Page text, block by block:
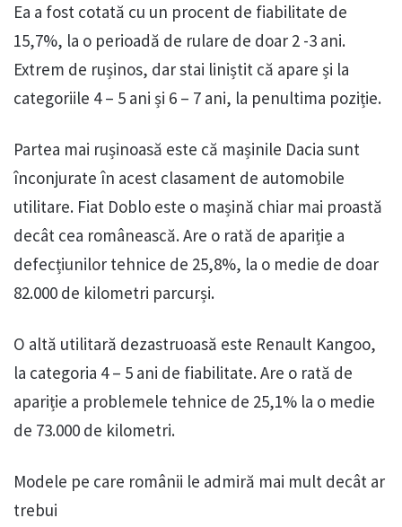
Ea a fost cotată cu un procent de fiabilitate de
15,7%, la o perioadă de rulare de doar 2 -3 ani.
Extrem de rușinos, dar stai liniștit că apare și la
categoriile 4 – 5 ani și 6 – 7 ani, la penultima poziție.
Partea mai rușinoasă este că mașinile Dacia sunt
înconjurate în acest clasament de automobile
utilitare. Fiat Doblo este o mașină chiar mai proastă
decât cea românească. Are o rată de apariție a
defecțiunilor tehnice de 25,8%, la o medie de doar
82.000 de kilometri parcurși.
O altă utilitară dezastruoasă este Renault Kangoo,
la categoria 4 – 5 ani de fiabilitate. Are o rată de
apariție a problemele tehnice de 25,1% la o medie
de 73.000 de kilometri.
Modele pe care românii le admiră mai mult decât ar
trebui